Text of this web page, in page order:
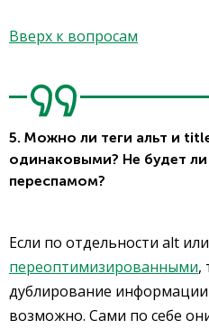
Вверх к вопросам
5. Можно ли теги альт и
одинаковыми? Не будет ли
переспамом?
Если по отдельности alt
переоптимизированными,
дублирование информации
возможно. Сами по себе